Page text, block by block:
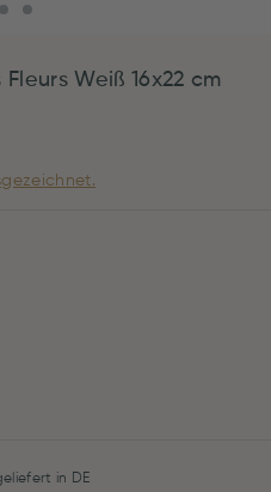
Weiß 16x22 cm
in DE